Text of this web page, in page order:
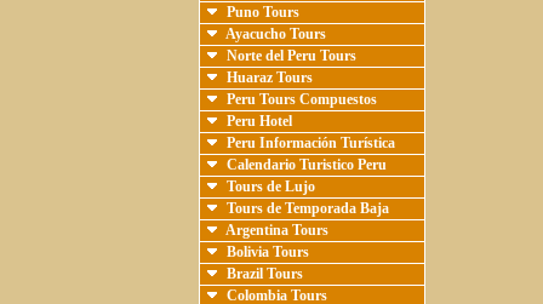
Puno Tours
Ayacucho Tours
Norte del Peru Tours
Huaraz Tours
Peru Tours Compuestos
Peru Hotel
Peru Información Turística
Calendario Turistico Peru
Tours de Lujo
Tours de Temporada Baja
Argentina Tours
Bolivia Tours
Brazil Tours
Colombia Tours